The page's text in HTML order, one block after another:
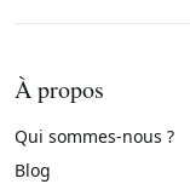
À propos
Qui sommes-nous ?
Blog